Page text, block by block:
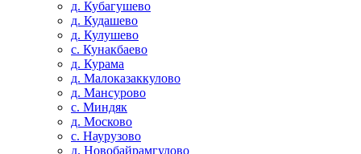
д. Кубагушево
д. Кудашево
д. Кулушево
с. Кунакбаево
д. Курама
д. Малоказаккулово
д. Мансурово
с. Миндяк
д. Москово
с. Наурузово
д. Новобайрамгулово